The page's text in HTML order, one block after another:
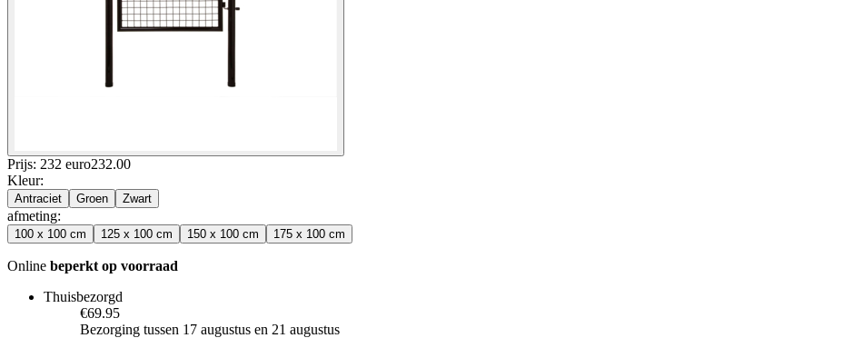
Prijs: 232 euro232.00
Kleur:
Antraciet Groen Zwart
afmeting:
100 x 100 cm 125 x 100 cm 150 x 100 cm 175 x 100 cm
Online beperkt op voorraad
Thuisbezorgd
€69.95
Bezorging tussen 17 augustus en 21 augustus